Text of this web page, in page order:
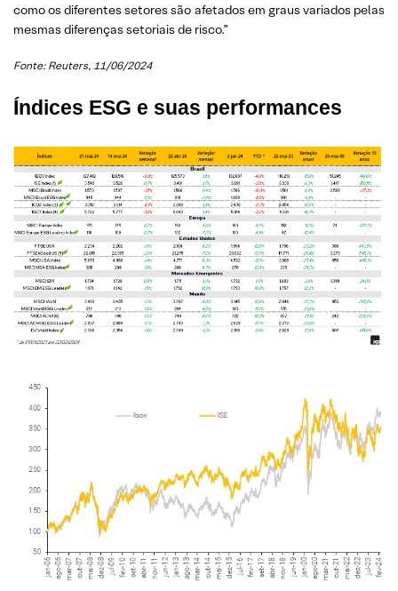
como os diferentes setores são afetados em graus variados pelas
mesmas diferenças setoriais de risco.”
Fonte: Reuters, 11/06/2024
Índices ESG e suas performances